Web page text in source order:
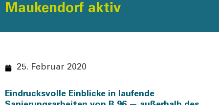
Maukendorf aktiv
25. Februar 2020
Eindrucksvolle Einblicke in laufende